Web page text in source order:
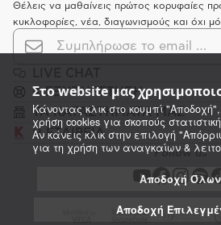
Στο website μας
Κάνοντας κλικ στο κουμπί
χρήση cookies για σκοπούς
Αν κάνεις κλικ στην επιλογή
για τη χρήση των αναγκαίων &
Αποδοχή Όλων
Αποδοχή
Θέλεις να μαθαίνεις πρώτος κορυφαίες
κυκλοφορίες, νέα, διαγωνισμούς και όχι
K ΕΞΥΠΗΡΕΤΗΣΗ
ΤΑ ΚΑΤΑΣΤΗΜΑΤΑ ΜΑΣ
Η ΕΤΑΙΡΕΙΑ
Follow us